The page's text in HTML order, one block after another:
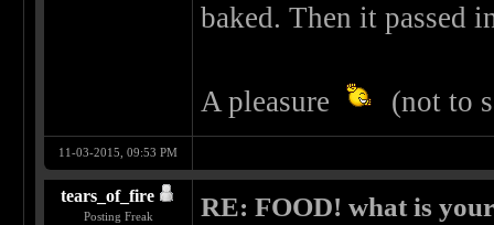
baked. Then it passed
A pleasure (not to
11-03-2015, 09:53 PM
tears_of_fire
Posting Freak RE: FOOD! what is